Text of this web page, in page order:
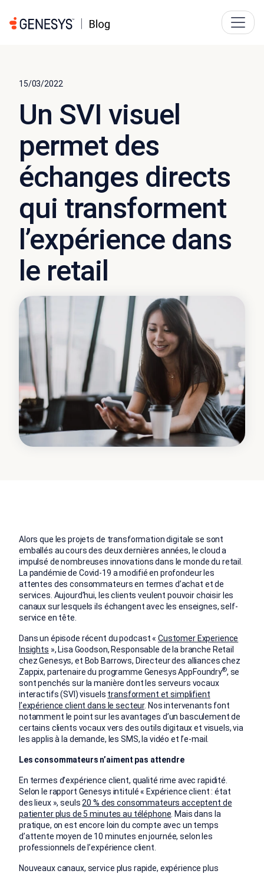
15/03/2022
Un SVI visuel
permet des
échanges directs
qui transforment
l’expérience dans
le retail
Alors que les projets de transformation digitale se sont
emballés au cours des deux dernières années, le cloud a
impulsé de nombreuses innovations dans le monde du retail.
La pandémie de Covid-19 a modifié en profondeur les
attentes des consommateurs en termes d’achat et de
services. Aujourd’hui, les clients veulent pouvoir choisir les
canaux sur lesquels ils échangent avec les enseignes, self-
service en tête.
Dans un épisode récent du podcast « Customer Experience
Insights », Lisa Goodson, Responsable de la branche Retail
chez Genesys, et Bob Barrows, Directeur des alliances chez
Zappix, partenaire du programme Genesys AppFoundry®, se
sont penchés sur la manière dont les serveurs vocaux
interactifs (SVI) visuels transforment et simplifient
l’expérience client dans le secteur. Nos intervenants font
notamment le point sur les avantages d’un basculement de
certains clients vocaux vers des outils digitaux et visuels, via
les applis à la demande, les SMS, la vidéo et l’e-mail.
Les consommateurs n’aiment pas attendre
En termes d’expérience client, qualité rime avec rapidité.
Selon le rapport Genesys intitulé « Expérience client : état
des lieux », seuls20 % des consommateurs acceptent de
patienter plus de 5 minutes au téléphone. Mais dans la
pratique, on est encore loin du compte avec un temps
d’attente moyen de 10 minutes en journée, selon les
professionnels de l’expérience client.
Nouveaux canaux, service plus rapide, expérience plus